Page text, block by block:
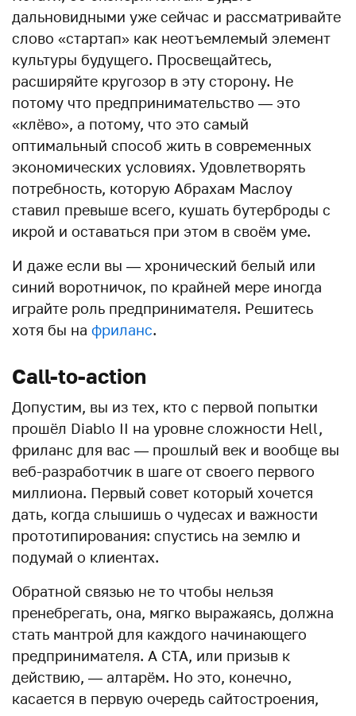
дальновидными уже сейчас и рассматривайте
слово «стартап» как неотъемлемый элемент
культуры будущего. Просвещайтесь,
расширяйте кругозор в эту сторону. Не
потому что предпринимательство — это
«клёво», а потому, что это самый
оптимальный способ жить в современных
экономических условиях. Удовлетворять
потребность, которую Абрахам Маслоу
ставил превыше всего, кушать бутерброды с
икрой и оставаться при этом в своём уме.
И даже если вы — хронический белый или
синий воротничок, по крайней мере иногда
играйте роль предпринимателя. Решитесь
хотя бы на фриланс.
Call-to-action
Допустим, вы из тех, кто с первой попытки
прошёл Diablo II на уровне сложности Hell,
фриланс для вас — прошлый век и вообще вы
веб-разработчик в шаге от своего первого
миллиона. Первый совет который хочется
дать, когда слышишь о чудесах и важности
прототипирования: спустись на землю и
подумай о клиентах.
Обратной связью не то чтобы нельзя
пренебрегать, она, мягко выражаясь, должна
стать мантрой для каждого начинающего
предпринимателя. А CTA, или призыв к
действию, — алтарём. Но это, конечно,
касается в первую очередь сайтостроения,